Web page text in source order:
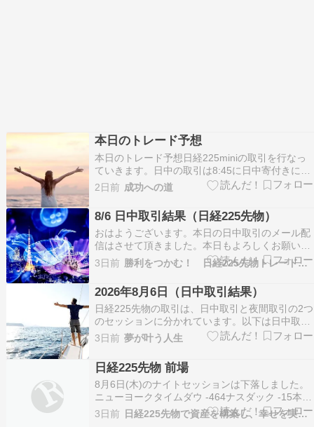
本日のトレード予想
本日のトレード予想日経225miniの取引を行なっ
ていきます。日中の取引は8:45に日中寄付きに成
行きで買いOR売りかで注文をだします。取引枚
数は1枚で計算しています。約定しましたら、日
中引け15: 45に成行きで決済します。本日のトレ
ード予想(買いOR売り)は会員様へメールを…
2日前 成功への道
8/6 日中取引結果（日経225先物）
おはようございます。本日の日中取引のメール配
信はさせて頂きました。本日もよろしくお願い致
します。8/6 日中取引結果（日経225先物）【日
付】2026年8月6日【時刻】8: 45【取引】売り
【契約数】1枚【価格】65620円【約定】8:
45【決済】買い【価格】65550円【約…
3日前 勝利をつかむ！ 日経225先物トレードの秘訣
2026年8月6日（日中取引結果）
日経225先物の取引は、日中取引と夜間取引の2つ
のセッションに分かれています。以下は日中取引
の取引結果です。日中取引日付: 2026年8月6日日
中取引開始時刻: 8:45 買いで発注。65620円で約
定。日中取引終了時刻: 15:4565550円で決済。利
益 -708月日中損益…
3日前 夢が叶う人生
日経225先物 前場
8月6日(木)のナイトセッションは下落しました。
ニューヨークタイムダウ -464ナスダック -15本日
の前場は曜日戦略買い前場の方針押し目買い昨晩
のNY市場はダウ・ナスダック、共にマイナス。
3日前 日経225先物で資産を構築し、幸せを実現するMarkのブログ